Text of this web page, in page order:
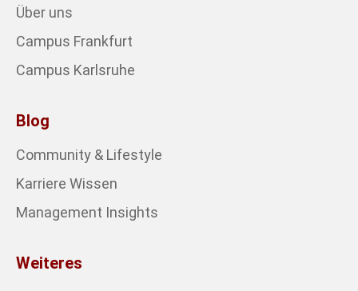
Über uns
Campus Frankfurt
Campus Karlsruhe
Blog
Community & Lifestyle
Karriere Wissen
Management Insights
Weiteres